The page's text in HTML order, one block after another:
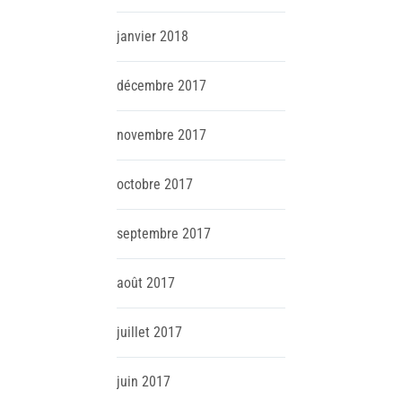
janvier 2018
décembre 2017
novembre 2017
octobre 2017
septembre 2017
août 2017
juillet 2017
juin 2017